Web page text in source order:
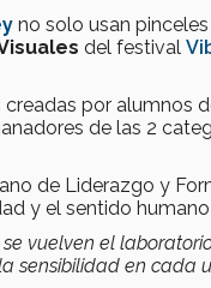
no solo usan
del festival
creadas por alumnos
de las 2
de Liderazgo y
y el sentido
se vuelven el
sensibilidad en cada